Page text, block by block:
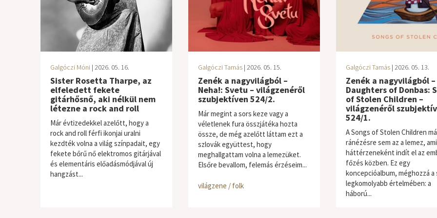
Galgóczi Móni | 2026. 05. 16.
Sister Rosetta Tharpe, az
elfeledett fekete
gitárhősnő, aki nélkül nem
létezne a rock and roll
Már évtizedekkel azelőtt, hogy a
rock and roll férfi ikonjai uralni
kezdték volna a világ színpadait, egy
fekete bőrű nő elektromos gitárjával
és elementáris előadásmódjával új
hangzást...
Galgóczi Tamás| 2026. 05. 15.
Zenék a nagyvilágból –
Neha!: Svetu – világzenéről
szubjektíven 524/2.
Már megint a sors keze vagy a
véletlenek fura összjátéka hozta
össze, de még azelőtt láttam ezt a
szlovák együttest, hogy
meghallgattam volna a lemezüket.
Elsőre bevallom, felemás érzéseim...
világzene / folk
Galgóczi Tamás| 2026. 05. 13.
Zenék a nagyvilágból –
Daughters of Donbas:
of Stolen Children –
világzenéről
524/1.
A Songs of Stolen Children
ránézésre sem az a lemez,
háttérzeneként indít el az
főzés közben. Ez egy
koncepcióalbum, méghozzá a
legkomolyabb értelmében: a
háború...
világzene / folk